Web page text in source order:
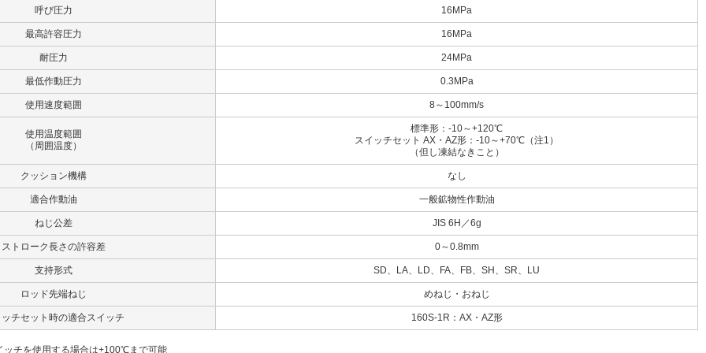
呼び圧力 16MPa
最高許容圧力 16MPa
耐圧力 24MPa
最低作動圧力 0.3MPa
使用速度範囲 8～100mm/s
使用温度範囲
（周囲温度）
標準形：-10～+120℃
スイッチセット AX・AZ形：-10～+70℃（注1）
（但し凍結なきこと）
クッション機構 なし
適合作動油 一般鉱物性作動油
ねじ公差 JIS 6H／6g
ストローク長さの許容差 0～0.8mm
支持形式 SD、LA、LD、FA、FB、SH、SR、LU
ロッド先端ねじ めねじ・おねじ
チセット時の適合スイッチ 160S-1R：AX・AZ形
ッチを使用する場合は+100℃まで可能